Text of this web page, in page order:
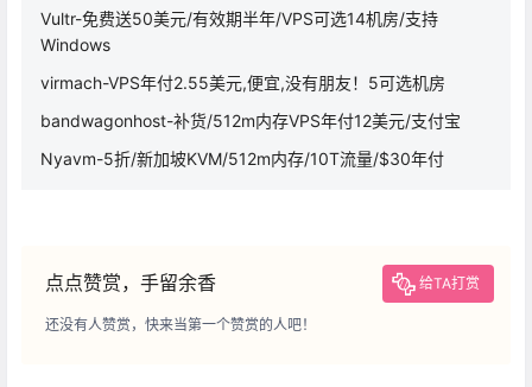
Vultr-免费送50美元/有效期半年/VPS可选14机房/支持
Windows
virmach-VPS年付2.55美元,便宜,没有朋友！5可选机房
bandwagonhost-补货/512m内存VPS年付12美元/支付宝
Nyavm-5折/新加坡KVM/512m内存/10T流量/$30年付
点点赞赏，手留余香 给TA打赏
还没有人赞赏，快来当第一个赞赏的人吧！